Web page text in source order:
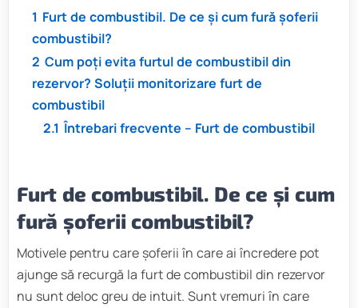
1 Furt de combustibil. De ce și cum fură șoferii
combustibil?
2 Cum poți evita furtul de combustibil din
rezervor? Soluții monitorizare furt de
combustibil
2.1 Întrebari frecvente – Furt de combustibil
Furt de combustibil. De ce și cum
fură șoferii combustibil?
Motivele pentru care șoferii în care ai încredere pot
ajunge să recurgă la furt de combustibil din rezervor
nu sunt deloc greu de intuit. Sunt vremuri în care